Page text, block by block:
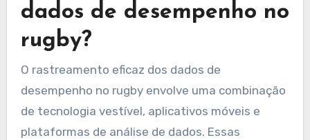
dados de desempenho no
rugby?
O rastreamento eficaz dos dados de
desempenho no rugby envolve uma combinação
de tecnologia vestível, aplicativos móveis e
plataformas de análise de dados. Essas